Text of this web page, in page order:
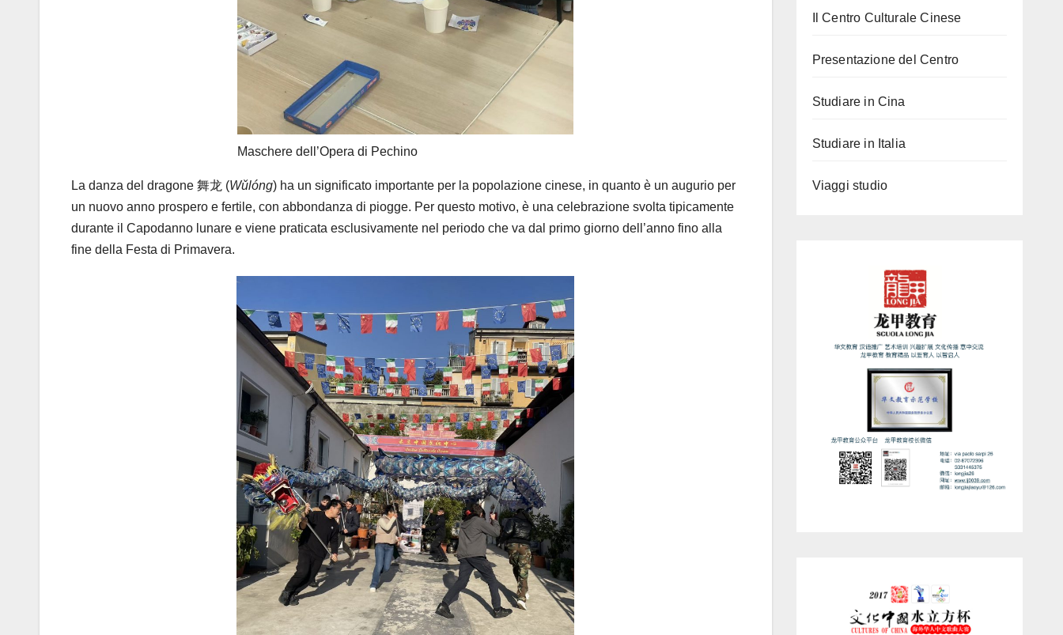
Maschere dell’Opera di Pechino
La danza del dragone 舞龙 (Wǔlóng) ha un significato importante per la popolazione cinese, in quanto è un augurio per
un nuovo anno prospero e fertile, con abbondanza di piogge. Per questo motivo, è una celebrazione svolta tipicamente
durante il Capodanno lunare e viene praticata esclusivamente nel periodo che va dal primo giorno dell’anno fino alla
fine della Festa di Primavera.
Il Centro Culturale Cinese
Presentazione del Centro
Studiare in Cina
Studiare in Italia
Viaggi studio